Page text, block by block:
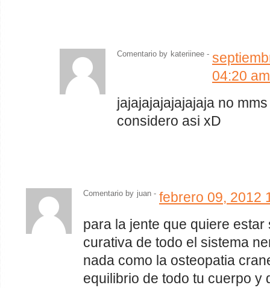
Comentario by kateriinee -
04:20 am
jajajajajajajajaja no
considero asi xD
Comentario by juan - febrero 09, 2012
para la jente que quiere
curativa de todo el sistema
nada como la osteopatia
equilibrio de todo tu cuerpo y